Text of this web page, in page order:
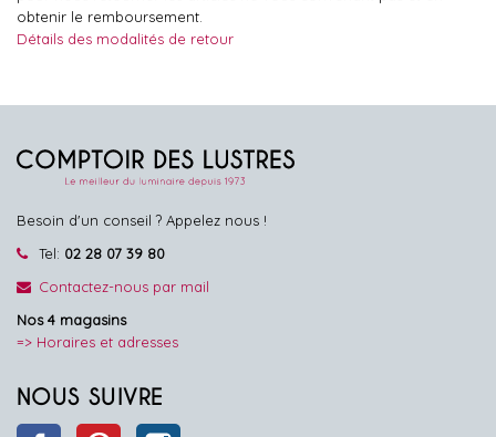
obtenir le remboursement.
Détails des modalités de retour
Besoin d'un conseil ? Appelez nous !
Tel: 02 28 07 39 80
Contactez-nous par mail
Nos 4 magasins
=> Horaires et adresses
NOUS SUIVRE